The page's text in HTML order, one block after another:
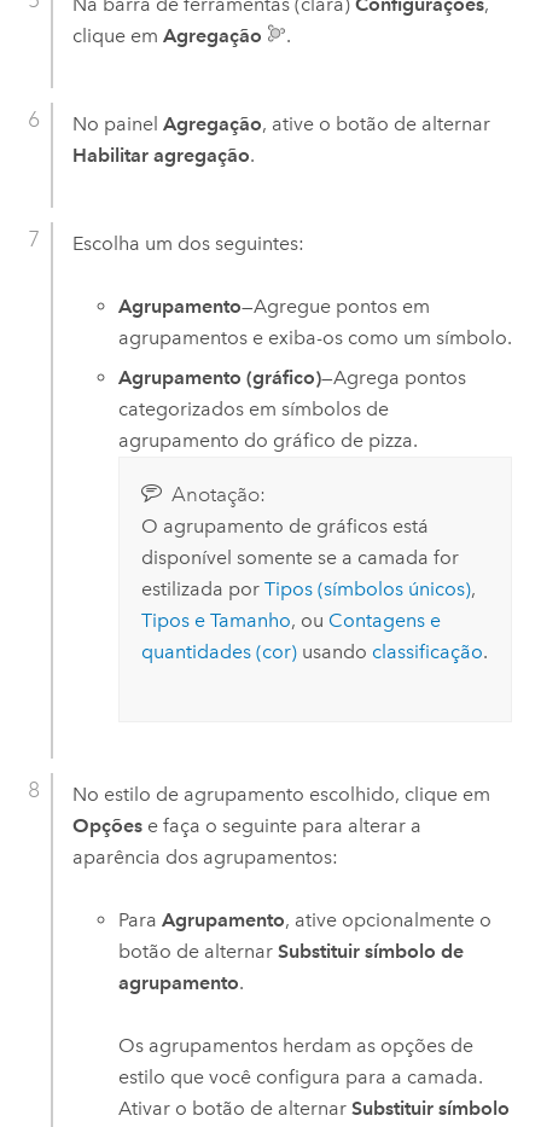
clique em Agregação .
No painel Agregação, ative o botão de alternar
Habilitar agregação.
Escolha um dos seguintes:
Agrupamento—Agregue pontos em
agrupamentos e exiba-os como um símbolo.
Agrupamento (gráfico)—Agrega pontos
categorizados em símbolos de
agrupamento do gráfico de pizza.
Anotação:
O agrupamento de gráficos está
disponível somente se a camada for
estilizada por Tipos (símbolos únicos),
Tipos e Tamanho, ou Contagens e
quantidades (cor)usando classificação.
No estilo de agrupamento escolhido, clique em
Opçõese faça o seguinte para alterar a
aparência dos agrupamentos:
ParaAgrupamento, ative opcionalmente o
botão de alternarSubstituir símbolo de
agrupamento.
Os agrupamentos herdam as opções de
estilo que você configura para a camada.
Ativar o botão de alternarSubstituir símbolo